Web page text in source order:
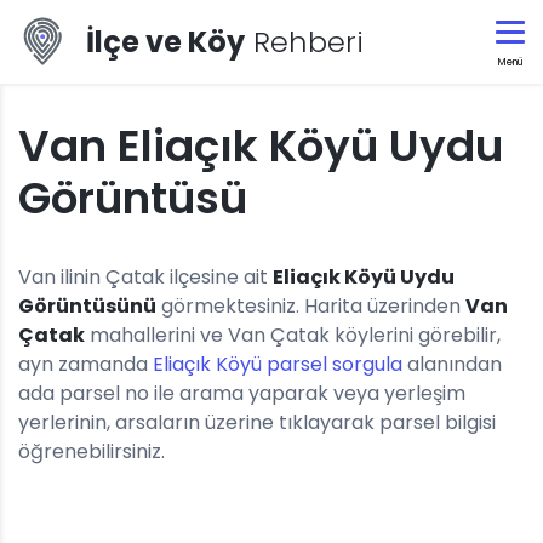
İlçe ve Köy Rehberi
Menü
Van Eliaçık Köyü Uydu
Görüntüsü
Van ilinin Çatak ilçesine ait Eliaçık Köyü Uydu
Görüntüsünü görmektesiniz. Harita üzerinden Van
Çatak mahallerini ve Van Çatak köylerini görebilir,
ayn zamanda Eliaçık Köyü parsel sorgulaalanından
ada parsel no ile arama yaparak veya yerleşim
yerlerinin, arsaların üzerine tıklayarak parsel bilgisi
öğrenebilirsiniz.